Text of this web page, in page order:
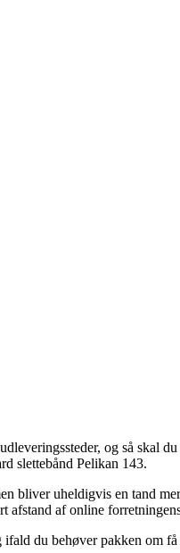
og så skal
slettebånd Pelikan 143.
bliver uheldigvis en tand
af online
du behøver pakken om